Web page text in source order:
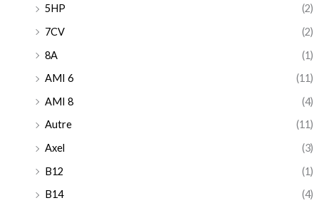
5HP
(2)
7CV
(2)
8A
(1)
AMI 6
(11)
AMI 8
(4)
Autre
(11)
Axel
(3)
B12
(1)
B14
(4)